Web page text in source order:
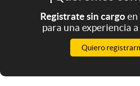
Registrate sin cargo
para una experiencia
Quiero